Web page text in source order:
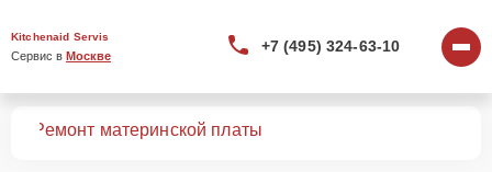
Kitchenaid Servis
Сервис в Москве
+7 (495) 324-63-10
Ремонт материнской платы